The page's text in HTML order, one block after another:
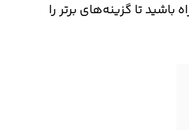
تا گزینه‌های برتر را